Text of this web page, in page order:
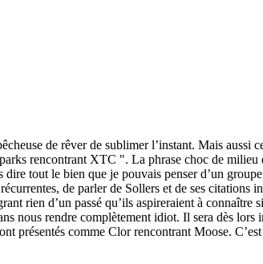
de rêver de sublimer l’instant. Mais aussi
rencontrant XTC ". La phrase choc de
tout le bien que je pouvais penser d’un
de parler de Sollers et de ses citations
rien d’un passé qu’ils aspireraient à connaître
nous rendre complètement idiot. Il sera dès
présentés comme Clor rencontrant Moose.